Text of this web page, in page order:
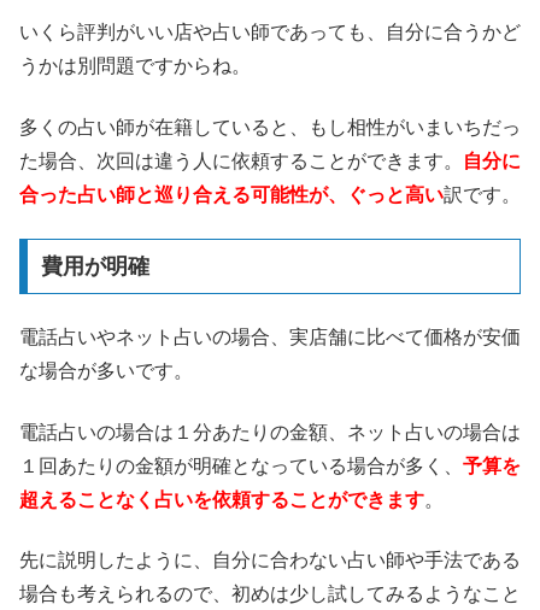
いくら評判がいい店や占い師であっても、自分に合うかど
うかは別問題ですからね。
多くの占い師が在籍していると、もし相性がいまいちだっ
た場合、次回は違う人に依頼することができます。
自分に
合った占い師と巡り合える可能性が、ぐっと高い訳です。
費用が明確
電話占いやネット占いの場合、実店舗に比べて価格が安価
な場合が多いです。
電話占いの場合は１分あたりの金額、ネット占いの場合は
１回あたりの金額が明確となっている場合が多く、 予算を
超えることなく占いを依頼することができます。
先に説明したように、自分に合わない占い師や手法である
場合も考えられるので、初めは少し試してみるようなこと